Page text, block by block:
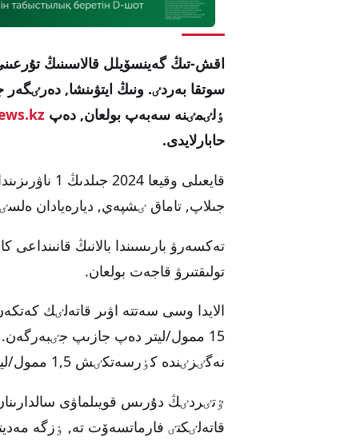
سوتقا بەردٸ. ونىڭ ايتۋىنشا,
ٶلٸمٸنە سەبەپ بولعان, دەپ
حابارلايدى.
قايعىلى
جىلاپ, تاماق ٸشپەي, ديارەيادان
تولىقتىرۋ قاجەت بولعان.
الايدا وسى سەتتە اۋىر قاتەلٸك
15 ممول/ليتر دەپ جازىپ
نەگٸزٸندە كٶرسەتكٸش 1,5 ممول/ليتر بولۋى تيٸس ەدٸ.
ٷتٸردٸڭ دۇرىس قويىلماۋى
قاتەلٸكتٸ فارماتسەۆت تە, ٶزگە